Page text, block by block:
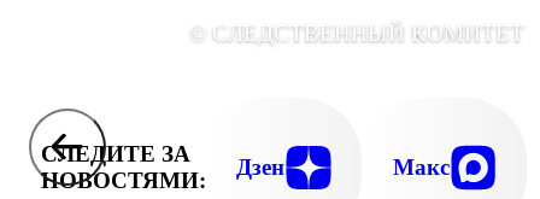
© СЛЕДСТВЕННЫЙ КОМИТЕТ
СЛЕДИТЕ ЗА
НОВОСТЯМИ:
Дзен Макс